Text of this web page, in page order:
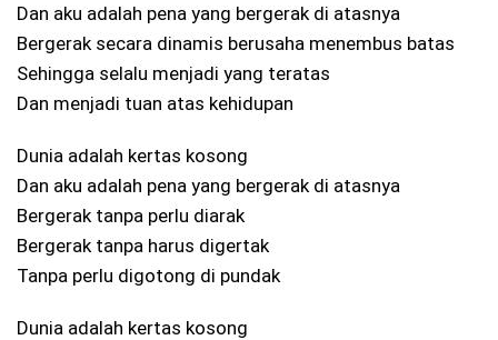
Dan aku adalah pena yang bergerak di atasnya
Bergerak secara dinamis berusaha menembus batas
Sehingga selalu menjadi yang teratas
Dan menjadi tuan atas kehidupan
Dunia adalah kertas kosong
Dan aku adalah pena yang bergerak di atasnya
Bergerak tanpa perlu diarak
Bergerak tanpa harus digertak
Tanpa perlu digotong di pundak
Dunia adalah kertas kosong